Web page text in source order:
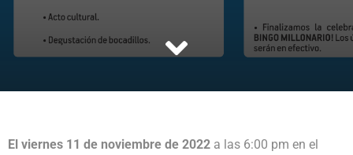
El viernes 11 de noviembre de 2022 a las 6:00 pm en el